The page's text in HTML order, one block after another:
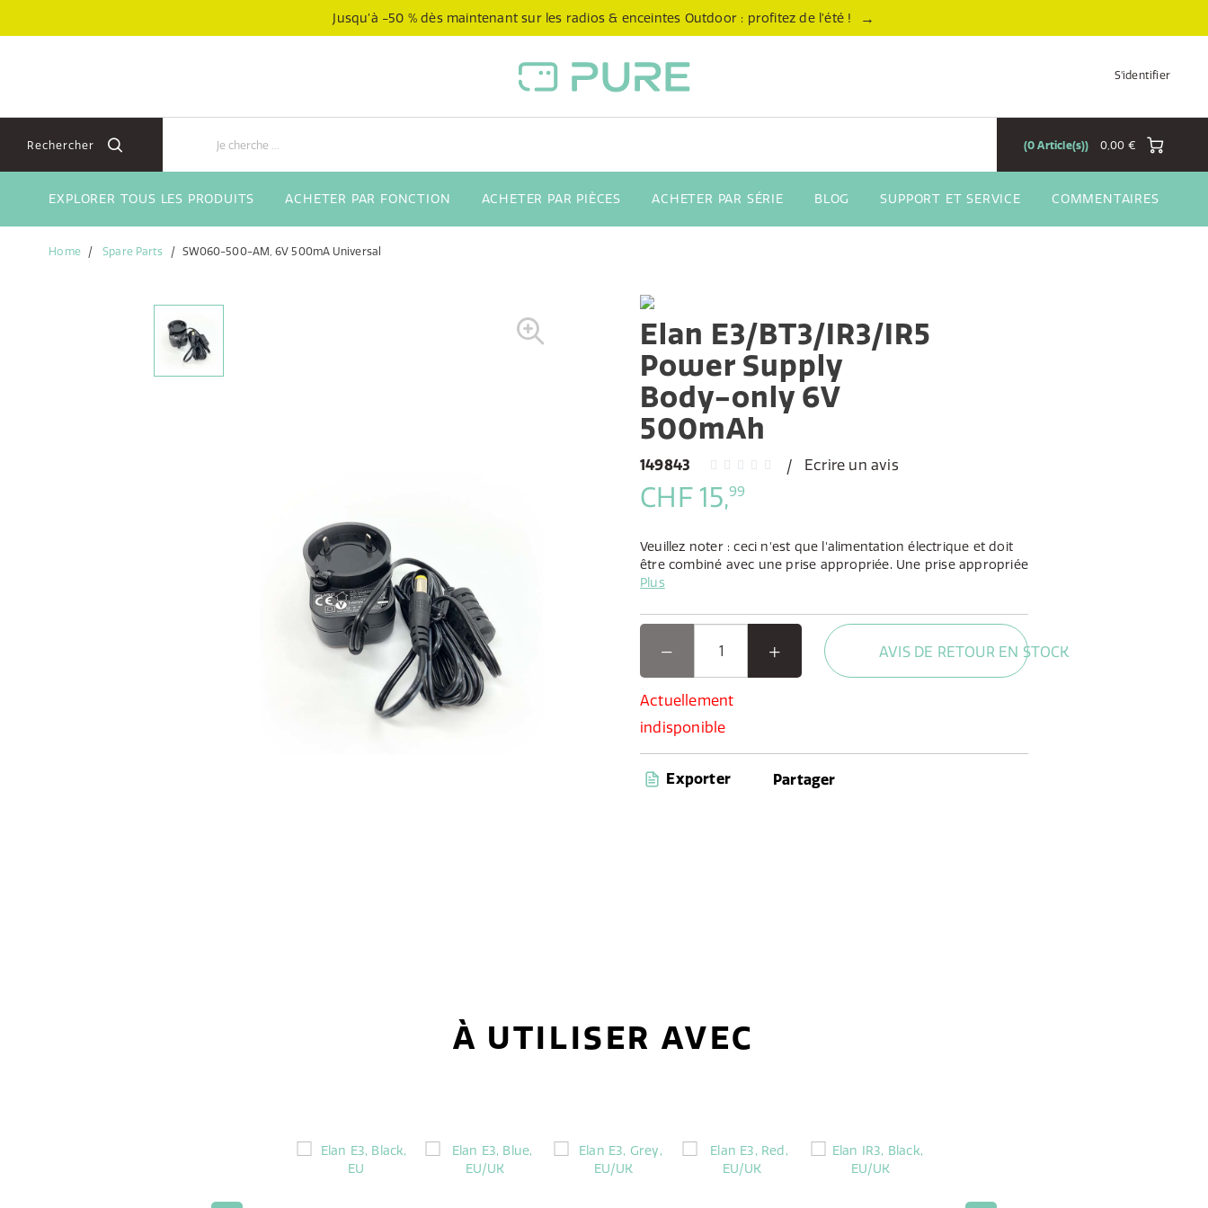
Jusqu’à -50 % dès maintenant sur les radios & enceintes Outdoor : profitez de l’été ! →
S'identifier
Rechercher 0,00 €
0 Article(s)
EXPLORER TOUS LES PRODUITS ACHETER PAR FONCTION ACHETER PAR PIÈCES ACHETER PAR SÉRIE BLOG SUPPORT ET SERVICE COMMENTAIRES
Home Spare Parts SW060-500-AM, 6V 500mA Universal
Elan E3/BT3/IR3/IR5
Power Supply
Body-only 6V
500mAh
149843 Ecrire un avis
CHF 15,99
Veuillez noter : ceci n'est que l'alimentation électrique et doit
être combiné avec une prise appropriée. Une prise appropriée
peut être trouvée ci-dessous.
Plus
Actuellement
indisponible
AVIS DE RETOUR EN STOCK
Exporter Partager
À UTILISER AVEC